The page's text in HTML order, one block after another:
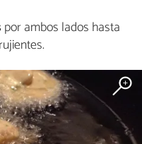
por ambos lados hasta